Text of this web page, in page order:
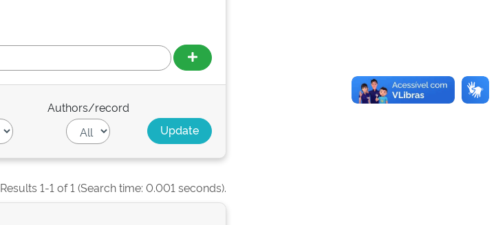
Authors/record
Results 1-1 of 1 (Search time: 0.001 seconds).